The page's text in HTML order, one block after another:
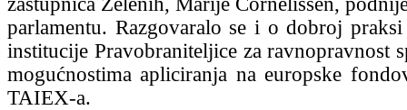
parlamentu. Razgovaralo se i o dobroj
institucije Pravobraniteljice za ravnopravnost
mogućnostima apliciranja na europske
TAIEX-a.